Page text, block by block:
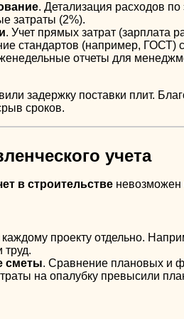
. Детализация расходов
затраты (2%).
. Учет прямых затрат (зарплата
стандартов (например, ГОСТ)
отчеты для
задержку поставки плит.
сроков.
учета
в строительственевозможен
проекту отдельно.
сметы. Сравнение плановых и
на опалубку превысили